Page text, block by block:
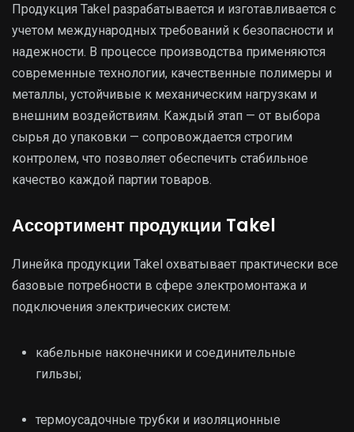
Продукция Takel разрабатывается и изготавливается с
учетом международных требований к безопасности и
надежности. В процессе производства применяются
современные технологии, качественные полимеры и
металлы, устойчивые к механическим нагрузкам и
внешним воздействиям. Каждый этап — от выбора
сырья до упаковки — сопровождается строгим
контролем, что позволяет обеспечить стабильное
качество каждой партии товаров.
Ассортимент продукции Takel
Линейка продукции Takel охватывает практически все
базовые потребности в сфере электромонтажа и
подключения электрических систем:
кабельные наконечники и соединительные
гильзы;
термоусадочные трубки и изоляционные